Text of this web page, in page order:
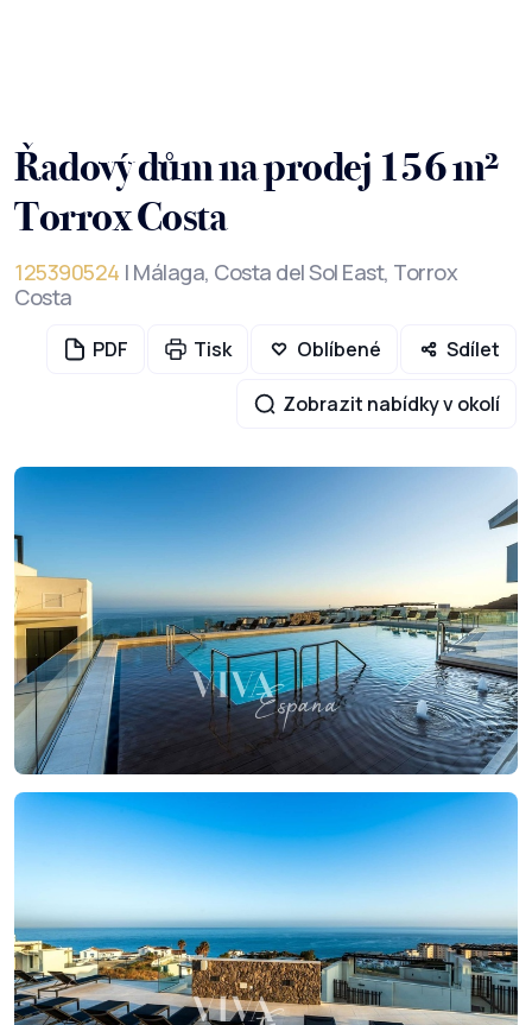
Řadový dům na prodej 156 m²
Torrox Costa
125390524 | Málaga, Costa del Sol East, Torrox
Costa
PDF Tisk Oblíbené Sdílet
Zobrazit nabídky v okolí